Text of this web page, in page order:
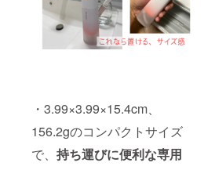
・3.99×3.99×15.4cm、
156.2gのコンパクトサイズ
で、 持ち運びに便利な専用